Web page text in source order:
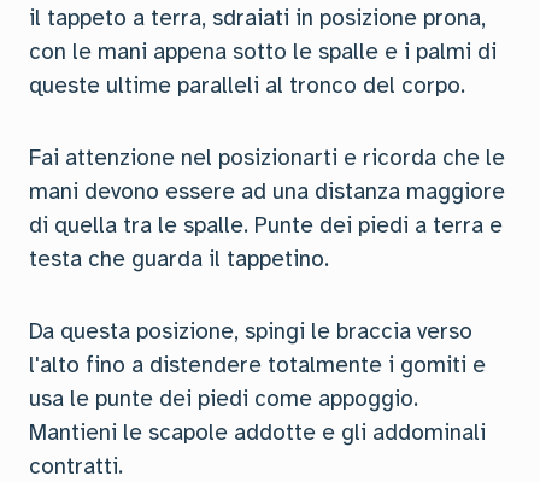
il tappeto a terra, sdraiati in posizione prona,
con le mani appena sotto le spalle e i palmi di
queste ultime paralleli al tronco del corpo.
Fai attenzione nel posizionarti e ricorda che le
mani devono essere ad una distanza maggiore
di quella tra le spalle. Punte dei piedi a terra e
testa che guarda il tappetino.
Da questa posizione, spingi le braccia verso
l'alto fino a distendere totalmente i gomiti e
usa le punte dei piedi come appoggio.
Mantieni le scapole addotte e gli addominali
contratti.